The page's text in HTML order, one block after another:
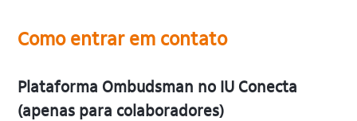
Como entrar em contato
Plataforma Ombudsman no IU Conecta
(apenas para colaboradores)